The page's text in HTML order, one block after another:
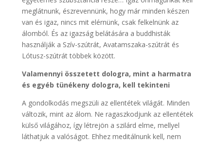
meglátnunk, észrevennünk, hogy már minden készen
van és igaz, nincs mit elérnünk, csak felkelnünk az
álomból. És az igazság belátására a buddhisták
használják a Szív-szútrát, Avatamszaka-szútrát és
Lótusz-szútrát többek között.
Valamennyi összetett dologra, mint a harmatra
és egyéb tünékeny dologra, kell tekinteni
A gondolkodás megszüli az ellentétek világát. Minden
változik, mint az álom. Ne ragaszkodjunk az ellentétek
külső világához, így létrejön a szilárd elme, mellyel
láthatjuk a valóságot. Ehhez meditálnunk kell, nem